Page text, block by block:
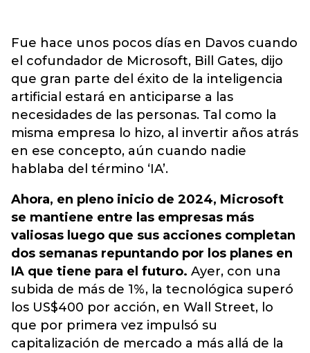
Fue hace unos pocos días en Davos cuando
el cofundador de Microsoft, Bill Gates, dijo
que gran parte del éxito de la inteligencia
artificial estará en anticiparse a las
necesidades de las personas. Tal como la
misma empresa lo hizo, al invertir años atrás
en ese concepto, aún cuando nadie
hablaba del término ‘IA’.
Ahora, en pleno inicio de 2024, Microsoft
se mantiene entre las empresas más
valiosas luego que sus acciones completan
dos semanas repuntando por los planes en
IA que tiene para el futuro. Ayer, con una
subida de más de 1%, la tecnológica superó
los US$400 por acción, en Wall Street, lo
que por primera vez impulsó su
capitalización de mercado a más allá de la